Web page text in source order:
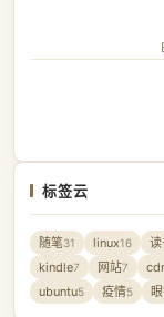
标签云
随笔31 linux16
kindle7 网站7
ubuntu5 疫情5